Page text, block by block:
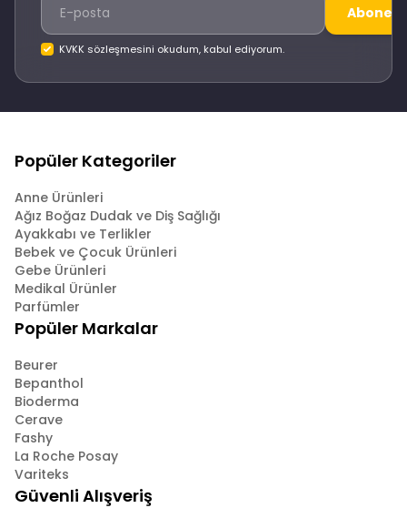
Abone
KVKK sözleşmesini okudum, kabul ediyorum.
Popüler Kategoriler
Anne Ürünleri
Ağız Boğaz Dudak ve Diş Sağlığı
Ayakkabı ve Terlikler
Bebek ve Çocuk Ürünleri
Gebe Ürünleri
Medikal Ürünler
Parfümler
Popüler Markalar
Beurer
Bepanthol
Bioderma
Cerave
Fashy
La Roche Posay
Variteks
Güvenli Alışveriş